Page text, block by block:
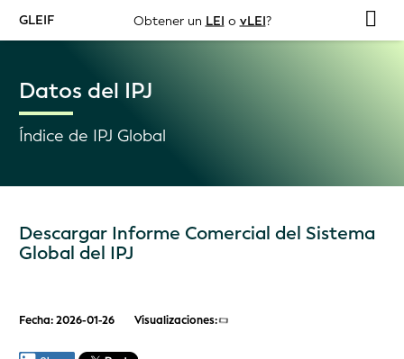
GLEIF Obtener un LEI o vLEI?
Datos del IPJ
Índice de IPJ Global
Descargar Informe Comercial del Sistema
Global del IPJ
Fecha: 2026-01-26 Visualizaciones: